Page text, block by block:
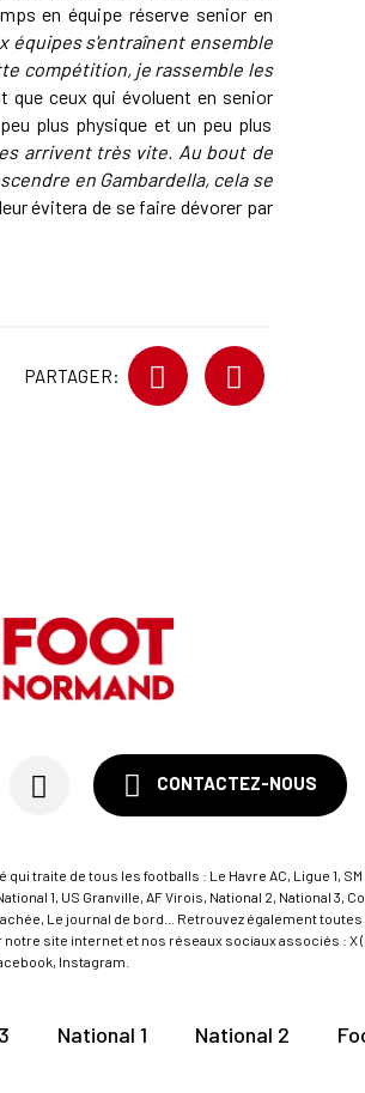
en équipe réserve senior en
équipes s'entraînent ensemble
compétition, je rassemble les
que ceux qui évoluent en senior
plus physique et un peu plus
arrivent très vite. Au bout de
en Gambardella, cela se
évitera de se faire dévorer par
PARTAGER:
CONTACTEZ-NOUS
traite de tous les footballs : Le Havre AC, Ligue 1, SM
1, US Granville, AF Virois, National 2, National 3,
Le journal de bord... Retrouvez également
site internet et nos réseaux sociaux associés : X
Instagram.
National 1 National 2